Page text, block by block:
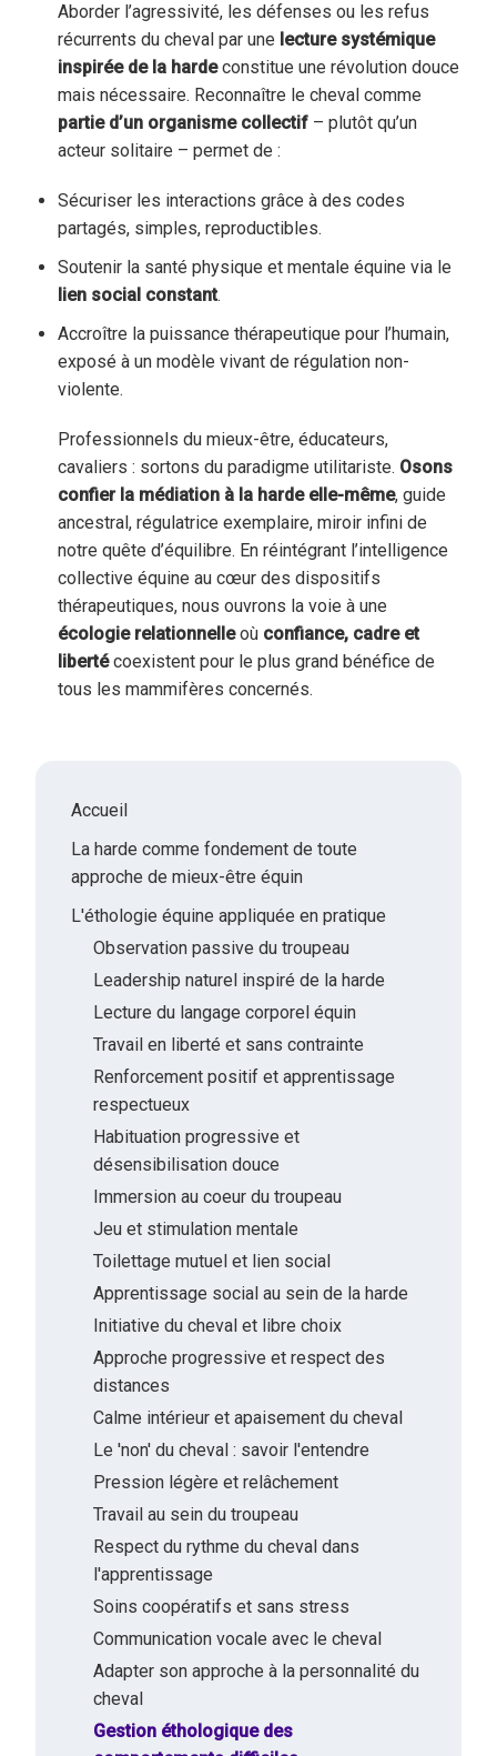
Aborder l’agressivité, les défenses ou les refus
récurrents du cheval par une lecture systémique
inspirée de la hardeconstitue une révolution douce
mais nécessaire. Reconnaître le cheval comme
partie d’un organisme collectif – plutôt qu’un
acteur solitaire – permet de :
Sécuriser les interactions grâce à des codes
partagés, simples, reproductibles.
Soutenir la santé physique et mentale équine via le
lien social constant.
Accroître la puissance thérapeutique pour l’humain,
exposé à un modèle vivant de régulation non-
violente.
Professionnels du mieux-être, éducateurs,
cavaliers : sortons du paradigme utilitariste. Osons
confier la médiation à la harde elle-même, guide
ancestral, régulatrice exemplaire, miroir infini de
notre quête d’équilibre. En réintégrant l’intelligence
collective équine au cœur des dispositifs
thérapeutiques, nous ouvrons la voie à une
écologie relationnelleoù confiance, cadre et
libertécoexistent pour le plus grand bénéfice de
tous les mammifères concernés.
Accueil
La harde comme fondement de toute
approche de mieux-être équin
L'éthologie équine appliquée en pratique
Observation passive du troupeau
Leadership naturel inspiré de la harde
Lecture du langage corporel équin
Travail en liberté et sans contrainte
Renforcement positif et apprentissage
respectueux
Habituation progressive et
désensibilisation douce
Immersion au coeur du troupeau
Jeu et stimulation mentale
Toilettage mutuel et lien social
Apprentissage social au sein de la harde
Initiative du cheval et libre choix
Approche progressive et respect des
distances
Calme intérieur et apaisement du cheval
Le 'non' du cheval : savoir l'entendre
Pression légère et relâchement
Travail au sein du troupeau
Respect du rythme du cheval dans
l'apprentissage
Soins coopératifs et sans stress
Communication vocale avec le cheval
Adapter son approche à la personnalité du
cheval
Gestion éthologique des